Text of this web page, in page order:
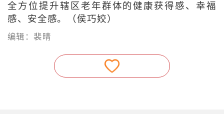
全方位提升辖区老年群体的健康获得感、幸福
感、安全感。（侯巧姣）
编辑：裴晴